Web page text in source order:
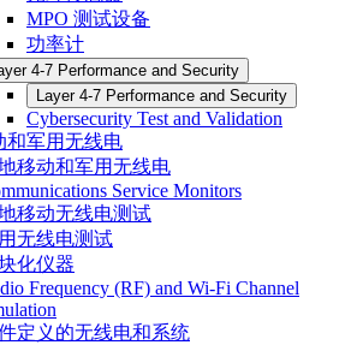
MPO 测试设备
功率计
4-7 Performance and Security
Layer 4-7 Performance and Security
Cybersecurity Test and Validation
和军用无线电
移动和军用无线电
Service Monitors
移动无线电测试
无线电测试
化仪器
Frequency (RF) and Wi-Fi Channel
定义的无线电和系统